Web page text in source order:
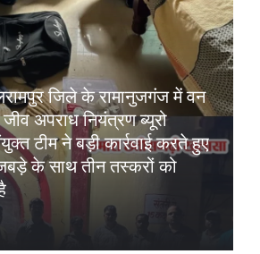
जिले के रामानुजगंज में वन
अपराध नियंत्रण ब्यूरो
टीम ने बड़ी कार्रवाई करते हुए
के साथ तीन तस्करों को